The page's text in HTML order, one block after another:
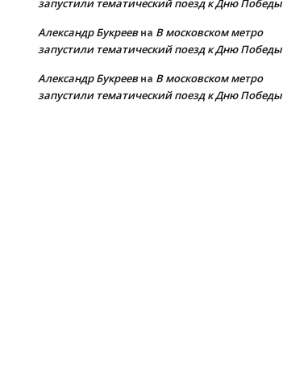
запустили тематический поезд к Дню Победы
Александр Букреевна В московском метро
запустили тематический поезд к Дню Победы
Александр Букреевна В московском метро
запустили тематический поезд к Дню Победы